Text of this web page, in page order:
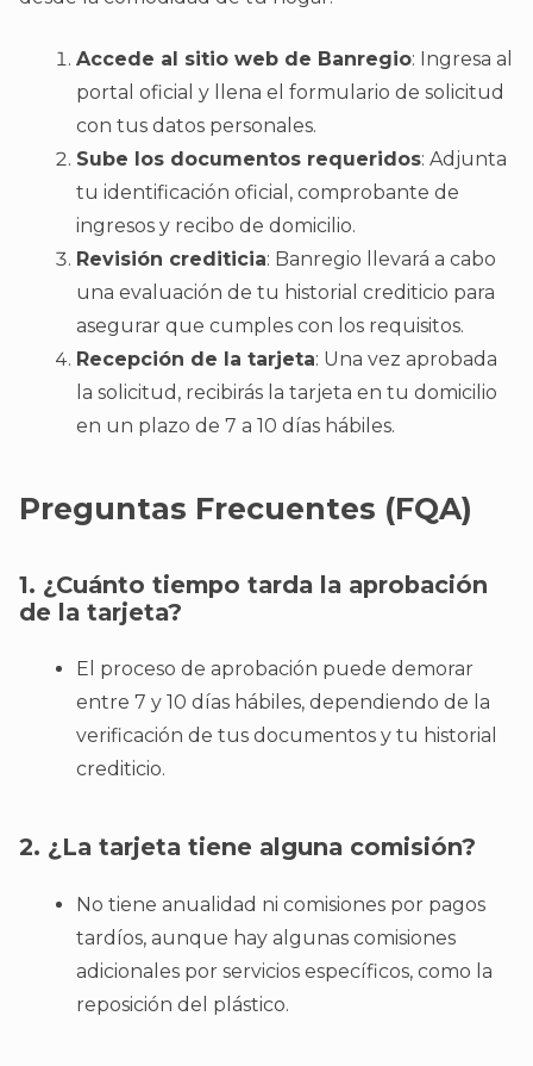
Accede al sitio web de Banregio: Ingresa al
portal oficial y llena el formulario de solicitud
con tus datos personales.
Sube los documentos requeridos: Adjunta
tu identificación oficial, comprobante de
ingresos y recibo de domicilio.
Revisión crediticia: Banregio llevará a cabo
una evaluación de tu historial crediticio para
asegurar que cumples con los requisitos.
Recepción de la tarjeta: Una vez aprobada
la solicitud, recibirás la tarjeta en tu domicilio
en un plazo de 7 a 10 días hábiles.
Preguntas Frecuentes (FQA)
1. ¿Cuánto tiempo tarda la aprobación
de la tarjeta?
El proceso de aprobación puede demorar
entre 7 y 10 días hábiles, dependiendo de la
verificación de tus documentos y tu historial
crediticio.
2. ¿La tarjeta tiene alguna comisión?
No tiene anualidad ni comisiones por pagos
tardíos, aunque hay algunas comisiones
adicionales por servicios específicos, como la
reposición del plástico.